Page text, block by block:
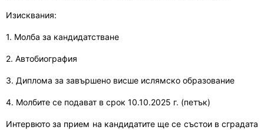
Изисквания:
1. Молба за кандидатстване
2. Автобиография
3. Диплома за завършено висше ислямско образование
4. Молбите се подават в срок 10.10.2025 г. (петък)
Интервюто за прием на кандидатите ще се състои в сградата